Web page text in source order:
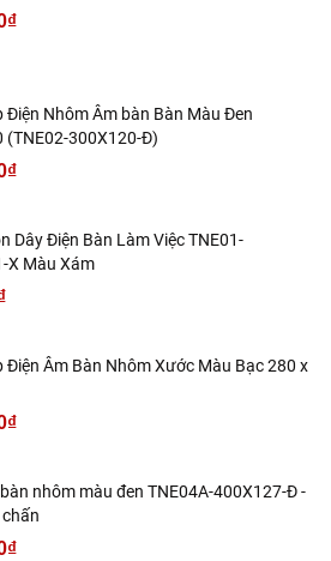
Điện Nhôm Âm bàn Bàn Màu Đen
(TNE02-300X120-Đ)
Dây Điện Bàn Làm Việc TNE01-
X Màu Xám
Điện Âm Bàn Nhôm Xước Màu Bạc 280 x
nhôm màu đen TNE04A-400X127-Đ -